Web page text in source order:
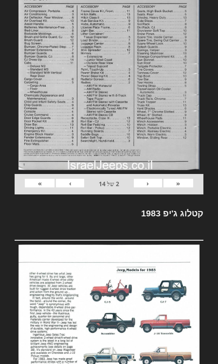
«
‹
2של14
›
»
קטלוג ג'יפ 1983